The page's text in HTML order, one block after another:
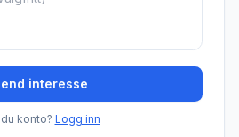
interesse
du konto? Logg inn